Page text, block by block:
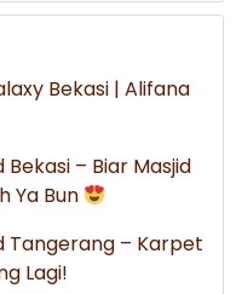
Bekasi | Alifana
– Biar Masjid
Ya Bun
Tangerang – Karpet
Lagi!